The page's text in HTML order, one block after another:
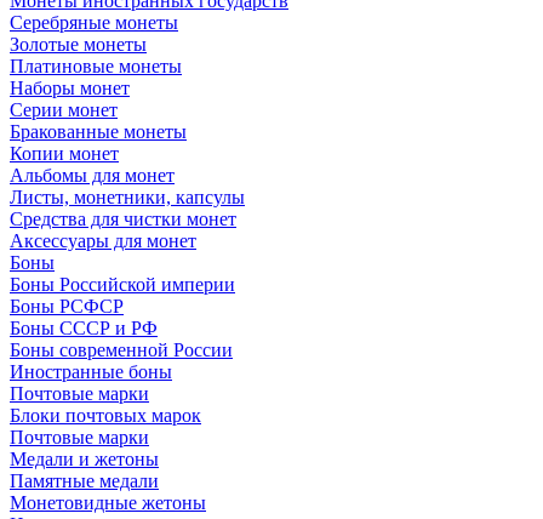
Серебряные монеты
Золотые монеты
Платиновые монеты
Наборы монет
Серии монет
Бракованные монеты
Копии монет
Альбомы для монет
Листы, монетники, капсулы
Средства для чистки монет
Аксессуары для монет
Боны
Боны Российской империи
Боны РСФСР
Боны СССР и РФ
Боны современной России
Иностранные боны
Почтовые марки
Блоки почтовых марок
Почтовые марки
Медали и жетоны
Памятные медали
Монетовидные жетоны